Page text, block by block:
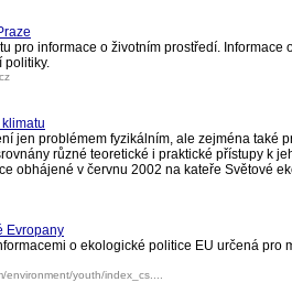
pro informace o životním prostředí. Informace
politiky.
jen problémem fyzikálním, ale zejména také
různé teoretické i praktické přístupy k
obhájené v červnu 2002 na kateře Světové
Evropany
o ekologické politice EU určená pro
youth/index_cs....